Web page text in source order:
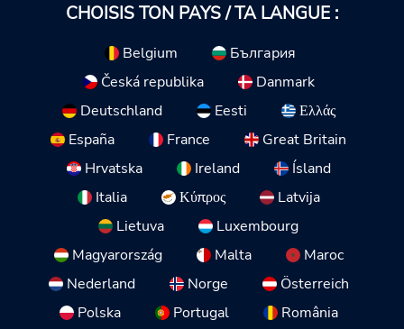
CHOISIS TON PAYS / TA LANGUE :
Belgium
България
Česká republika
Danmark
Deutschland
Eesti
Ελλάς
España
France
Great Britain
Hrvatska
Ireland
Ísland
Italia
Κύπρος
Latvija
Lietuva
Luxembourg
Magyarország
Malta
Maroc
Nederland
Norge
Österreich
Polska
Portugal
România